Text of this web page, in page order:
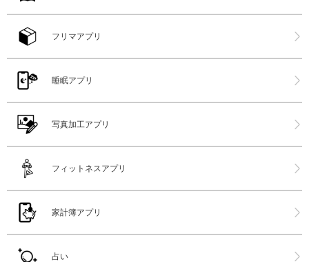
フリマアプリ
睡眠アプリ
写真加工アプリ
フィットネスアプリ
家計簿アプリ
占い